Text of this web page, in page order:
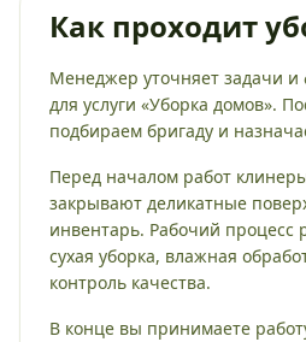
Как проходит
Менеджер уточняет задачи и
для услуги «Уборка домов».
подбираем бригаду и
Перед началом работ
закрывают деликатные
инвентарь. Рабочий процесс
сухая уборка, влажная
контроль качества.
В конце вы принимаете